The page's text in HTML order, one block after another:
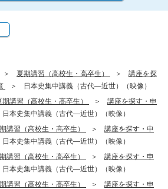
夏期講習（高校生・高卒生）
講座を探
日本史集中講義（古代―近世）（映像）
期講習（高校生・高卒生）
講座を探す・申
日本史集中講義（古代―近世）（映像）
講習（高校生・高卒生）
講座を探す・申
日本史集中講義（古代―近世）（映像）
講習（高校生・高卒生）
講座を探す・申
日本史集中講義（古代―近世）（映像）
講習（高校生・高卒生）
講座を探す・申